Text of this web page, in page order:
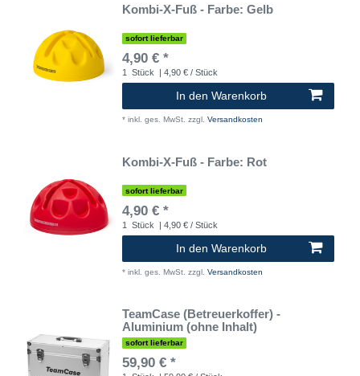
Kombi-X-Fuß - Farbe: Gelb
sofort lieferbar
4,90 € *
1 Stück | 4,90 € / Stück
In den Warenkorb
* inkl. ges. MwSt. zzgl. Versandkosten
Kombi-X-Fuß - Farbe: Rot
sofort lieferbar
4,90 € *
1 Stück | 4,90 € / Stück
In den Warenkorb
* inkl. ges. MwSt. zzgl. Versandkosten
TeamCase (Betreuerkoffer) -
Aluminium (ohne Inhalt)
sofort lieferbar
59,90 € *